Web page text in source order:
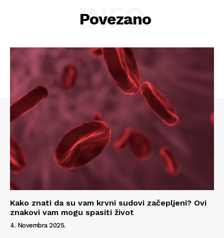
Povezano
INFO
Kako znati da su vam krvni sudovi začepljeni? Ovi
znakovi vam mogu spasiti život
4. Novembra 2025.